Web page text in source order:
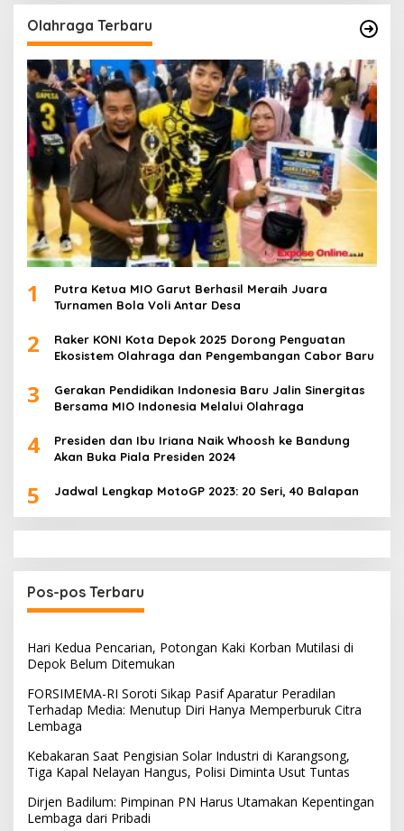
Olahraga Terbaru
1
Putra Ketua MIO Garut Berhasil Meraih Juara
Turnamen Bola Voli Antar Desa
2
Raker KONI Kota Depok 2025 Dorong Penguatan
Ekosistem Olahraga dan Pengembangan Cabor Baru
3
Gerakan Pendidikan Indonesia Baru Jalin Sinergitas
Bersama MIO Indonesia Melalui Olahraga
4
Presiden dan Ibu Iriana Naik Whoosh ke Bandung
Akan Buka Piala Presiden 2024
5 Jadwal Lengkap MotoGP 2023: 20 Seri, 40 Balapan
Pos-pos Terbaru
Hari Kedua Pencarian, Potongan Kaki Korban Mutilasi di
Depok Belum Ditemukan
FORSIMEMA-RI Soroti Sikap Pasif Aparatur Peradilan
Terhadap Media: Menutup Diri Hanya Memperburuk Citra
Lembaga
Kebakaran Saat Pengisian Solar Industri di Karangsong,
Tiga Kapal Nelayan Hangus, Polisi Diminta Usut Tuntas
Dirjen Badilum: Pimpinan PN Harus Utamakan Kepentingan
Lembaga dari Pribadi